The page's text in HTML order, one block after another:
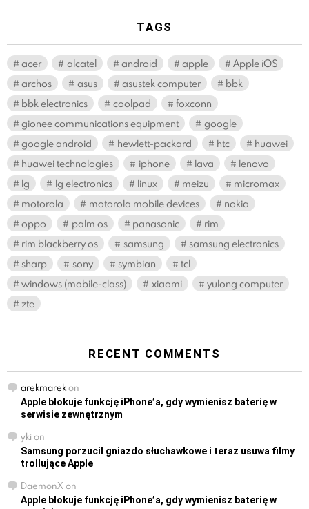
TAGS
acer alcatel android apple
Apple iOS
archos
asus asustek computer
bbk
bbk electronics
coolpad
foxconn
gionee communications equipment
google
google android
hewlett-packard htc
huawei
huawei technologies
iphone lava
lenovo
lg
lg electronics linux meizu
micromax
motorola
motorola mobile devices
nokia
oppo
palm os panasonic
rim
rim blackberry os
samsung
samsung electronics
sharp
sony symbian
tcl
windows (mobile-class)
xiaomi
yulong computer
zte
RECENT COMMENTS
arekmarekon
Apple blokuje funkcję iPhone’a, gdy wymienisz baterię w
serwisie zewnętrznym
yki on
Samsung porzucił gniazdo słuchawkowe i teraz usuwa filmy
trollujące Apple
DaemonX on
Apple blokuje funkcję iPhone’a, gdy wymienisz baterię w